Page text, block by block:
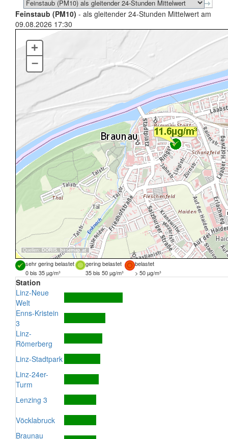
Feinstaub (PM10) - als gleitender 24-Stunden Mittelwert am
09.08.2026 17:30
Quellen: DORIS, basemap.at
+
–
sehr gering belastet gering belastet
belastet
0 bis 35 µg/m³
35 bis 50 µg/m³ > 50 µg/m³
Station
Linz-Neue
Welt
Enns-Kristein
3
Linz-
Römerberg
Linz-Stadtpark
Linz-24er-
Turm
Lenzing 3
Vöcklabruck
Braunau